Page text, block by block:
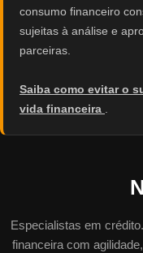
consumo financeiro
sujeitas à análise e
parceiras.
Saiba como evitar o
vida financeira .
Especialistas em
financeira com